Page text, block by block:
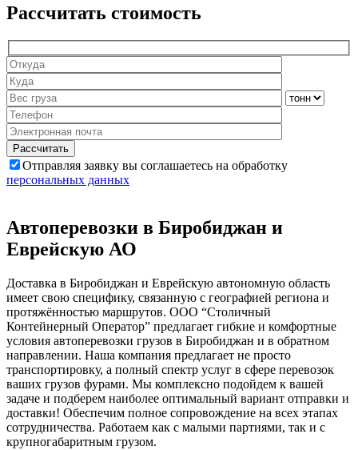
Рассчитать стоимость
Отправляя заявку вы соглашаетесь на обработку
персональных данных
Автоперевозки в Биробиджан и
Еврейскую АО
Доставка в Биробиджан и Еврейскую автономную область
имеет свою специфику, связанную с географией региона и
протяжённостью маршрутов. ООО “Столичный
Контейнерный Оператор” предлагает гибкие и комфортные
условия автоперевозки грузов в Биробиджан и в обратном
направлении. Наша компания предлагает не просто
транспортировку, а полный спектр услуг в сфере перевозок
ваших грузов фурами. Мы комплексно подойдем к вашей
задаче и подберем наиболее оптимальный вариант отправки и
доставки! Обеспечим полное сопровождение на всех этапах
сотрудничества. Работаем как с малыми партиями, так и с
крупногабаритным грузом.